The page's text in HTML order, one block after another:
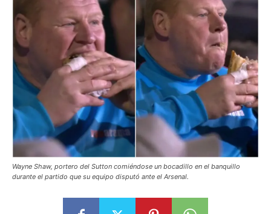
Wayne Shaw, portero del Sutton comiéndose un bocadillo en el banquillo
durante el partido que su equipo disputó ante el Arsenal.